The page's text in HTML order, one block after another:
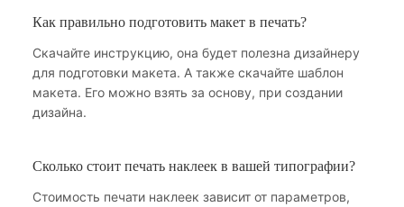
Как правильно подготовить макет в печать?
Скачайте инструкцию, она будет полезна дизайнеру
для подготовки макета. А также скачайте шаблон
макета. Его можно взять за основу, при создании
дизайна.
Сколько стоит печать наклеек в вашей типографии?
Стоимость печати наклеек зависит от параметров,